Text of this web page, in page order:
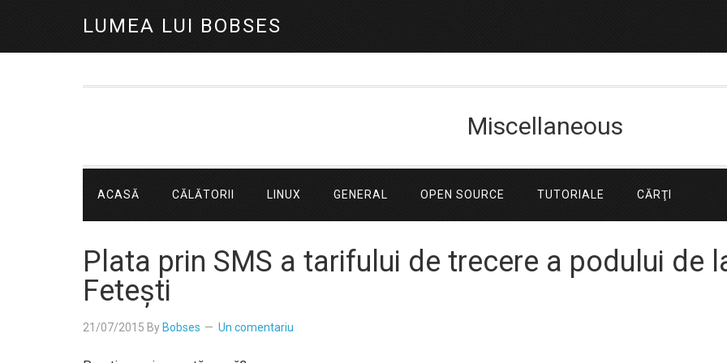
LUMEA LUI BOBSES
Miscellaneous
ACASĂ CĂLĂTORII LINUX GENERAL OPEN SOURCE TUTORIALE CĂRŢI
Plata prin SMS a tarifului de trecere a podului de
Fetești
21/07/2015 By Bobses Un comentariu